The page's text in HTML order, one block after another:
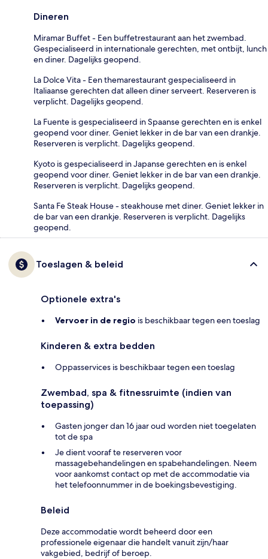
Dineren
Miramar Buffet - Een buffetrestaurant aan het zwembad.
Gespecialiseerd in internationale gerechten, met ontbijt, lunch
en diner. Dagelijks geopend.
La Dolce Vita - Een themarestaurant gespecialiseerd in
Italiaanse gerechten dat alleen diner serveert. Reserveren is
verplicht. Dagelijks geopend.
La Fuente is gespecialiseerd in Spaanse gerechten en is enkel
geopend voor diner. Geniet lekker in de bar van een drankje.
Reserveren is verplicht. Dagelijks geopend.
Kyoto is gespecialiseerd in Japanse gerechten en is enkel
geopend voor diner. Geniet lekker in de bar van een drankje.
Reserveren is verplicht. Dagelijks geopend.
Santa Fe Steak House - steakhouse met diner. Geniet lekker in
de bar van een drankje. Reserveren is verplicht. Dagelijks
geopend.
Toeslagen & beleid
Optionele extra's
Vervoer in de regio is beschikbaar tegen een toeslag
Kinderen & extra bedden
Oppasservices is beschikbaar tegen een toeslag
Zwembad, spa & fitnessruimte (indien van
toepassing)
Gasten jonger dan 16 jaar oud worden niet toegelaten
tot de spa
Je dient vooraf te reserveren voor
massagebehandelingen en spabehandelingen. Neem
voor aankomst contact op met de accommodatie via
het telefoonnummer in de boekingsbevestiging.
Beleid
Deze accommodatie wordt beheerd door een
professionele eigenaar die handelt vanuit zijn/haar
vakgebied, bedrijf of beroep.